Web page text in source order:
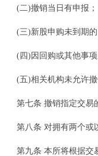
(二)撤销当日有申报；
(三)新股申购未到期的
(四)因回购或其他事项
(五)相关机构未允许撤
第七条 撤销指定交易
第八条 对拥有两个或
第九条 本所将根据交